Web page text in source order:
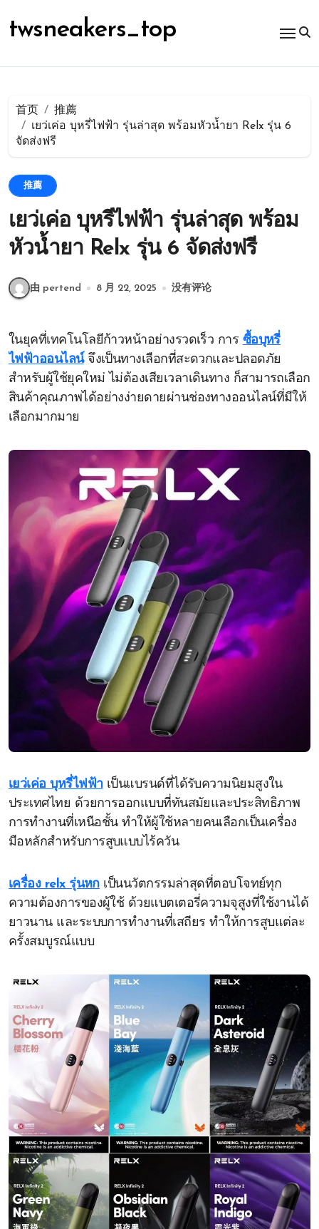
容
twsneakers_top
首页
推薦
เยว่เค่อ บุหรี่ไฟฟ้า รุ่นล่าสุด พร้อมหัวน้ำยา Relx รุ่น 6
จัดส่งฟรี
推薦
เยว่เค่อ บุหรี่ไฟฟ้า รุ่นล่าสุด พร้อม
หัวน้ำยา Relx รุ่น 6 จัดส่งฟรี
由 pertend 8 月 22, 2025 没有评论
ในยุคที่เทคโนโลยีก้าวหน้าอย่างรวดเร็ว การ ซื้อบุหรี่
ไฟฟ้าออนไลน์จึงเป็นทางเลือกที่สะดวกและปลอดภัย
สำหรับผู้ใช้ยุคใหม่ ไม่ต้องเสียเวลาเดินทาง ก็สามารถเลือก
สินค้าคุณภาพได้อย่างง่ายดายผ่านช่องทางออนไลน์ที่มีให้
เลือกมากมาย
เยว่เค่อ บุหรี่ไฟฟ้าเป็นแบรนด์ที่ได้รับความนิยมสูงใน
ประเทศไทย ด้วยการออกแบบที่ทันสมัยและประสิทธิภาพ
การทำงานที่เหนือชั้น ทำให้ผู้ใช้หลายคนเลือกเป็นเครื่อง
มือหลักสำหรับการสูบแบบไร้ควัน
เครื่อง relx รุ่นหกเป็นนวัตกรรมล่าสุดที่ตอบโจทย์ทุก
ความต้องการของผู้ใช้ ด้วยแบตเตอรี่ความจุสูงที่ใช้งานได้
ยาวนาน และระบบการทำงานที่เสถียร ทำให้การสูบแต่ละ
ครั้งสมบูรณ์แบบ